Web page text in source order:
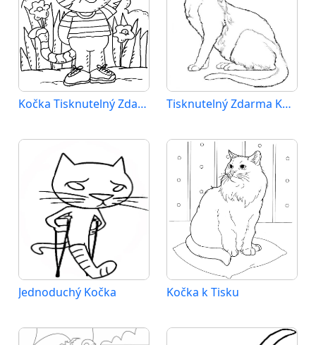
Kočka Tisknutelný Zdarma Tisknutelný Zdarma Kočka
Jednoduchý Kočka Kočka k Tisku